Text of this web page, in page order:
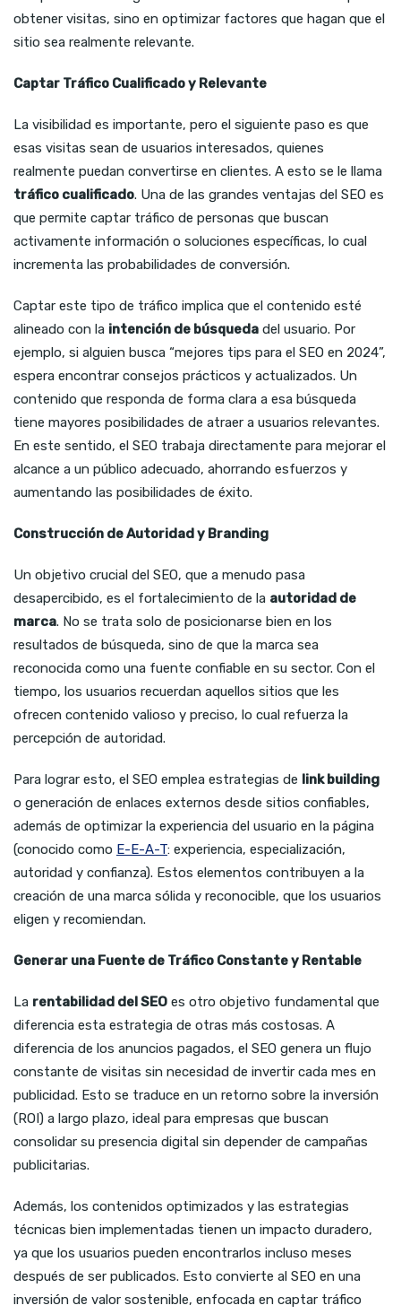
obtener visitas, sino en optimizar factores que hagan que el
sitio sea realmente relevante.
Captar Tráfico Cualificado y Relevante
La visibilidad es importante, pero el siguiente paso es que
esas visitas sean de usuarios interesados, quienes
realmente puedan convertirse en clientes. A esto se le llama
tráfico cualificado. Una de las grandes ventajas del SEO es
que permite captar tráfico de personas que buscan
activamente información o soluciones específicas, lo cual
incrementa las probabilidades de conversión.
Captar este tipo de tráfico implica que el contenido esté
alineado con la intención de búsqueda del usuario. Por
ejemplo, si alguien busca “mejores tips para el SEO en 2024”,
espera encontrar consejos prácticos y actualizados. Un
contenido que responda de forma clara a esa búsqueda
tiene mayores posibilidades de atraer a usuarios relevantes.
En este sentido, el SEO trabaja directamente para mejorar el
alcance a un público adecuado, ahorrando esfuerzos y
aumentando las posibilidades de éxito.
Construcción de Autoridad y Branding
Un objetivo crucial del SEO, que a menudo pasa
desapercibido, es el fortalecimiento de la autoridad de
marca. No se trata solo de posicionarse bien en los
resultados de búsqueda, sino de que la marca sea
reconocida como una fuente confiable en su sector. Con el
tiempo, los usuarios recuerdan aquellos sitios que les
ofrecen contenido valioso y preciso, lo cual refuerza la
percepción de autoridad.
Para lograr esto, el SEO emplea estrategias de link building
o generación de enlaces externos desde sitios confiables,
además de optimizar la experiencia del usuario en la página
(conocido como E-E-A-T: experiencia, especialización,
autoridad y confianza). Estos elementos contribuyen a la
creación de una marca sólida y reconocible, que los usuarios
eligen y recomiendan.
Generar una Fuente de Tráfico Constante y Rentable
La rentabilidad del SEO es otro objetivo fundamental que
diferencia esta estrategia de otras más costosas. A
diferencia de los anuncios pagados, el SEO genera un flujo
constante de visitas sin necesidad de invertir cada mes en
publicidad. Esto se traduce en un retorno sobre la inversión
(ROI) a largo plazo, ideal para empresas que buscan
consolidar su presencia digital sin depender de campañas
publicitarias.
Además, los contenidos optimizados y las estrategias
técnicas bien implementadas tienen un impacto duradero,
ya que los usuarios pueden encontrarlos incluso meses
después de ser publicados. Esto convierte al SEO en una
inversión de valor sostenible, enfocada en captar tráfico